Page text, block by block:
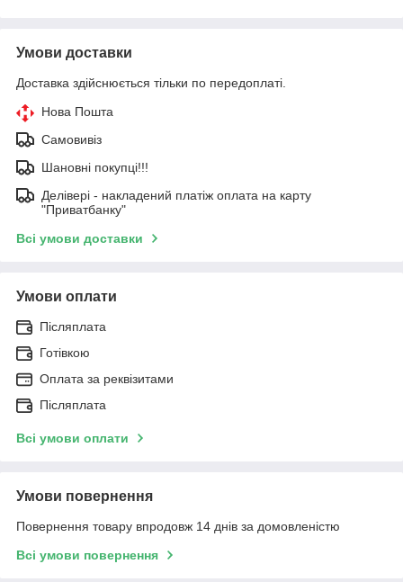
Умови доставки
Доставка здійснюється тільки по передоплаті.
Нова Пошта
Самовивіз
Шановні покупці!!!
Делівері - накладений платіж оплата на карту
"Приватбанку"
Всі умови доставки
Умови оплати
Післяплата
Готівкою
Оплата за реквізитами
Післяплата
Всі умови оплати
Умови повернення
Повернення товару впродовж 14 днів за домовленістю
Всі умови повернення